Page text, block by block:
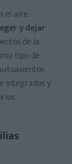
el aire:
y dejar
de la
tipo de
integrados y